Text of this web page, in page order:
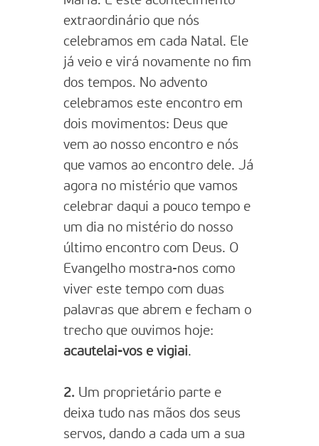
extraordinário que nós
celebramos em cada Natal. Ele
já veio e virá novamente no fim
dos tempos. No advento
celebramos este encontro em
dois movimentos: Deus que
vem ao nosso encontro e nós
que vamos ao encontro dele. Já
agora no mistério que vamos
celebrar daqui a pouco tempo e
um dia no mistério do nosso
último encontro com Deus. O
Evangelho mostra-nos como
viver este tempo com duas
palavras que abrem e fecham o
trecho que ouvimos hoje:
acautelai-vos e vigiai.
2. Um proprietário parte e
deixa tudo nas mãos dos seus
servos, dando a cada um a sua